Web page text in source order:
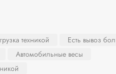
техникой
Есть вывоз
Автомобильные весы